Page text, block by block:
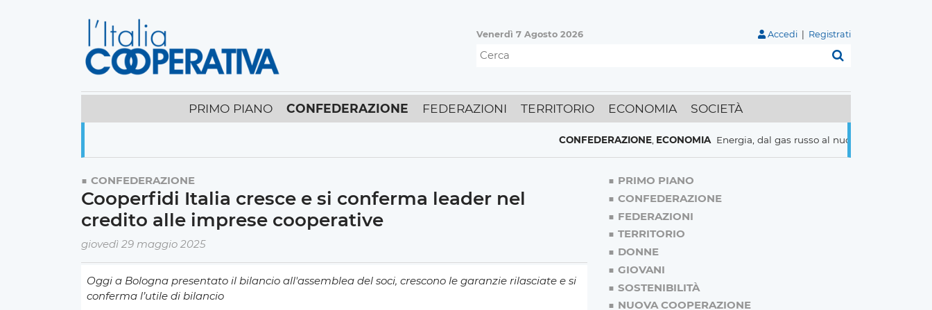
Venerdì 7 Agosto 2026 Accedi Registrati
PRIMO PIANO CONFEDERAZIONE FEDERAZIONI TERRITORIO ECONOMIA SOCIETÀ
CONFEDERAZIONE, ECONOMIA Energia, dal gas russo al nucleare italiani pronti a tutto
CONFEDERAZIONE
Cooperfidi Italia cresce e si conferma leader nel
credito alle imprese cooperative
giovedì 29 maggio 2025
Oggi a Bologna presentato il bilancio all'assemblea del soci, crescono le garanzie rilasciate e si
conferma l’utile di bilancio
PRIMO PIANO
CONFEDERAZIONE
FEDERAZIONI
TERRITORIO
DONNE
GIOVANI
SOSTENIBILITÀ
NUOVA COOPERAZIONE